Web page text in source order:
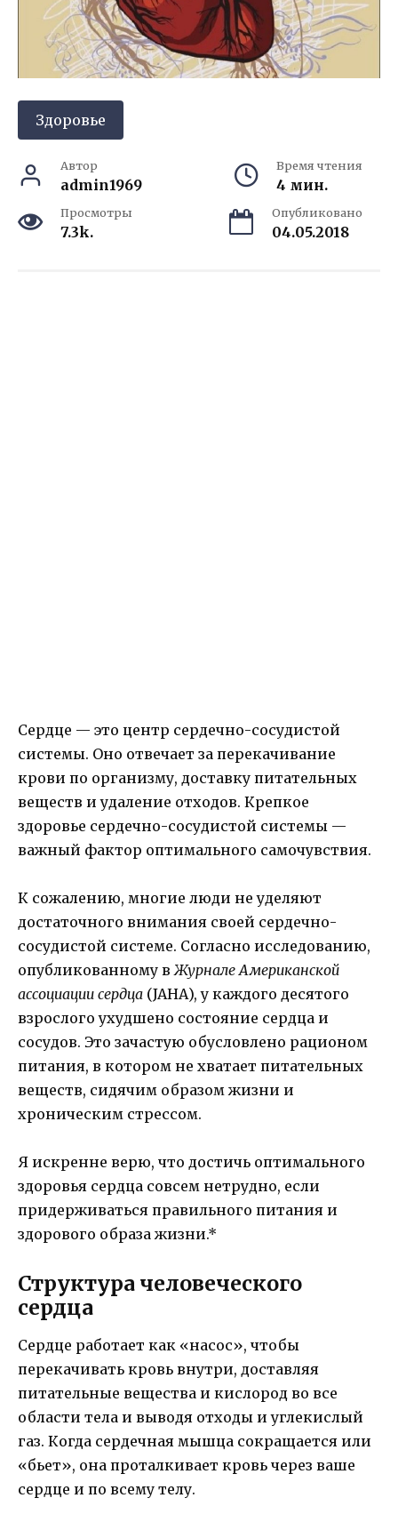
Здоровье
Автор
admin1969
Время чтения
4 мин.
Просмотры
7.3k.
Опубликовано
04.05.2018
Сердце — это центр сердечно-сосудистой
системы. Оно отвечает за перекачивание
крови по организму, доставку питательных
веществ и удаление отходов. Крепкое
здоровье сердечно-сосудистой системы —
важный фактор оптимального самочувствия.
К сожалению, многие люди не уделяют
достаточного внимания своей сердечно-
сосудистой системе. Согласно исследованию,
опубликованному вЖурнале Американской
ассоциации сердца (JAHA), у каждого десятого
взрослого ухудшено состояние сердца и
сосудов. Это зачастую обусловлено рационом
питания, в котором не хватает питательных
веществ, сидячим образом жизни и
хроническим стрессом.
Я искренне верю, что достичь оптимального
здоровья сердца совсем нетрудно, если
придерживаться правильного питания и
здорового образа жизни.*
Структура человеческого
сердца
Сердце работает как «насос», чтобы
перекачивать кровь внутри, доставляя
питательные вещества и кислород во все
области тела и выводя отходы и углекислый
газ. Когда сердечная мышца сокращается или
«бьет», она проталкивает кровь через ваше
сердце и по всему телу.